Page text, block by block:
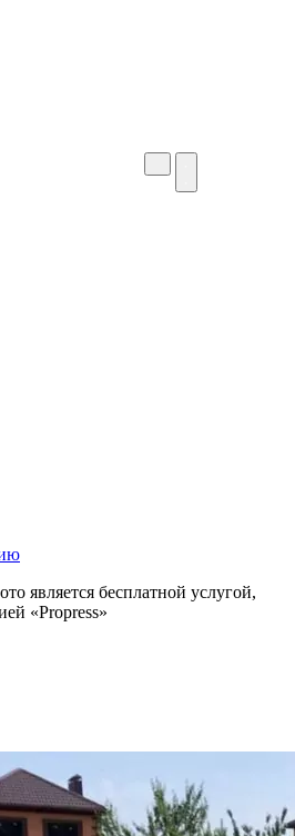
является бесплатной услугой,
«Propress»